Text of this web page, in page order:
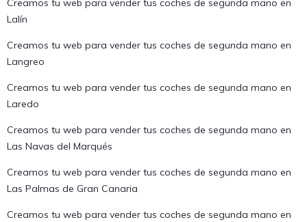
Creamos tu web para vender tus coches de segunda mano en
Lalín
Creamos tu web para vender tus coches de segunda mano en
Langreo
Creamos tu web para vender tus coches de segunda mano en
Laredo
Creamos tu web para vender tus coches de segunda mano en
Las Navas del Marqués
Creamos tu web para vender tus coches de segunda mano en
Las Palmas de Gran Canaria
Creamos tu web para vender tus coches de segunda mano en